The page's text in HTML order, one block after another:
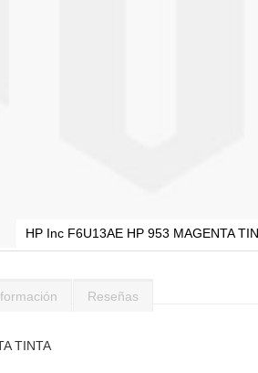
HP Inc F6U13AE HP 953 MAGENTA
TINTA
Reseñas